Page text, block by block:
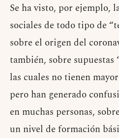
Se ha visto, por ejemplo,
sociales de todo tipo de
sobre el origen del
también, sobre supuestas
las cuales no tienen
pero han generado
en muchas personas,
un nivel de formación